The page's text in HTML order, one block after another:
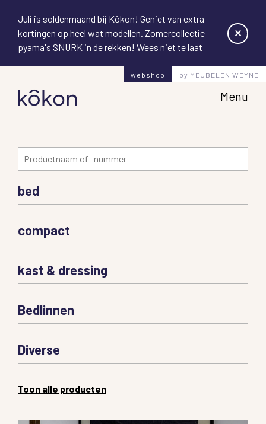
Juli is soldenmaand bij Kôkon! Geniet van extra
kortingen op heel wat modellen. Zomercollectie
pyama's SNURK in de rekken! Wees niet te laat
✕
webshop by MEUBELEN WEYNE
Menu
Toon alle producten
bed
compact
kast & dressing
Bedlinnen
Diverse